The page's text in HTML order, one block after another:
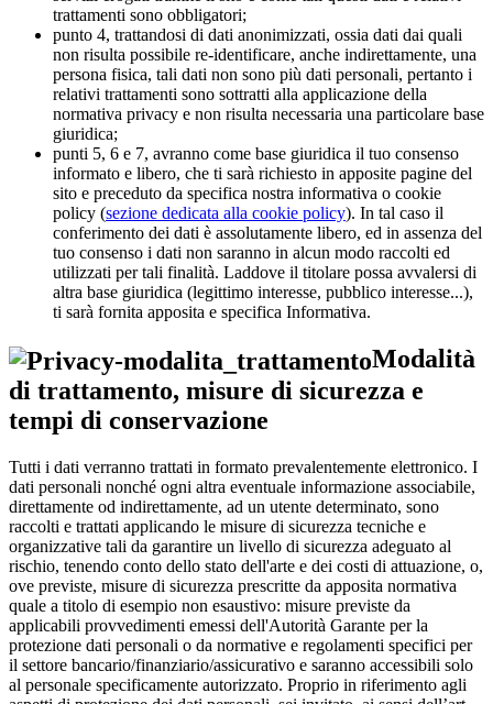
trattamenti sono obbligatori;
punto 4, trattandosi di dati anonimizzati, ossia dati dai quali
non risulta possibile re-identificare, anche indirettamente, una
persona fisica, tali dati non sono più dati personali, pertanto i
relativi trattamenti sono sottratti alla applicazione della
normativa privacy e non risulta necessaria una particolare base
giuridica;
punti 5, 6 e 7, avranno come base giuridica il tuo consenso
informato e libero, che ti sarà richiesto in apposite pagine del
sito e preceduto da specifica nostra informativa o cookie
policy (sezione dedicata alla cookie policy). In tal caso il
conferimento dei dati è assolutamente libero, ed in assenza del
tuo consenso i dati non saranno in alcun modo raccolti ed
utilizzati per tali finalità. Laddove il titolare possa avvalersi di
altra base giuridica (legittimo interesse, pubblico interesse...),
ti sarà fornita apposita e specifica Informativa.
Modalità
di trattamento, misure di sicurezza e
tempi di conservazione
Tutti i dati verranno trattati in formato prevalentemente elettronico. I
dati personali nonché ogni altra eventuale informazione associabile,
direttamente od indirettamente, ad un utente determinato, sono
raccolti e trattati applicando le misure di sicurezza tecniche e
organizzative tali da garantire un livello di sicurezza adeguato al
rischio, tenendo conto dello stato dell'arte e dei costi di attuazione, o,
ove previste, misure di sicurezza prescritte da apposita normativa
quale a titolo di esempio non esaustivo: misure previste da
applicabili provvedimenti emessi dell'Autorità Garante per la
protezione dati personali o da normative e regolamenti specifici per
il settore bancario/finanziario/assicurativo e saranno accessibili solo
al personale specificamente autorizzato. Proprio in riferimento agli